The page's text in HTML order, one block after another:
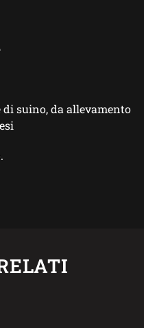
di suino, da allevamento